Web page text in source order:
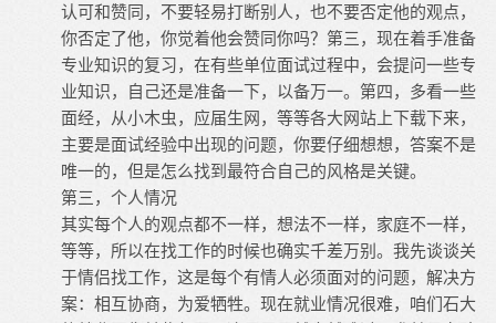
认可和赞同，不要轻易打断别人，也不要否定他的观点，
你否定了他，你觉着他会赞同你吗？第三，现在着手准备
专业知识的复习，在有些单位面试过程中，会提问一些专
业知识，自己还是准备一下，以备万一。第四，多看一些
面经，从小木虫，应届生网，等等各大网站上下载下来，
主要是面试经验中出现的问题，你要仔细想想，答案不是
唯一的，但是怎么找到最符合自己的风格是关键。
第三，个人情况
其实每个人的观点都不一样，想法不一样，家庭不一样，
等等，所以在找工作的时候也确实千差万别。我先谈谈关
于情侣找工作，这是每个有情人必须面对的问题，解决方
案：相互协商，为爱牺牲。现在就业情况很难，咱们石大